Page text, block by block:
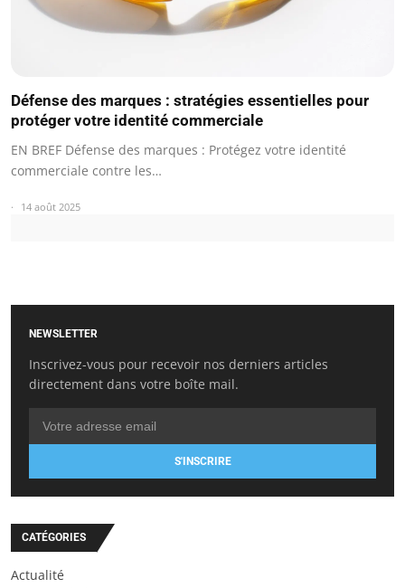
Défense des marques : stratégies essentielles pour
protéger votre identité commerciale
EN BREF Défense des marques : Protégez votre identité
commerciale contre les…
14 août 2025
NEWSLETTER
Inscrivez-vous pour recevoir nos derniers articles
directement dans votre boîte mail.
S'INSCRIRE
CATÉGORIES
Actualité